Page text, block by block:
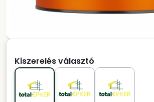
Kiszerelés választó